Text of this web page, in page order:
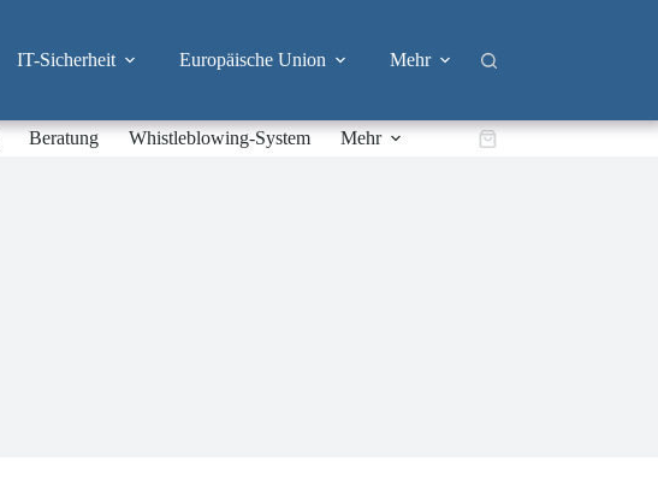
IT-Sicherheit Europäische Union Mehr
Beratung Whistleblowing-System Mehr Warenkorb